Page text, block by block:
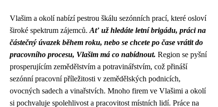
Vlašim a okolí nabízí pestrou škálu sezónních prací, které osloví
široké spektrum zájemců. Ať už hledáte letní brigádu, práci na
částečný úvazek během roku, nebo se chcete po čase vrátit do
pracovního procesu, Vlašim má co nabídnout. Region se pyšní
prosperujícím zemědělstvím a potravinářstvím, což přináší
sezónní pracovní příležitosti v zemědělských podnicích,
ovocných sadech a vinařstvích. Mnoho firem ve Vlašimi a okolí
si pochvaluje spolehlivost a pracovitost místních lidí. Práce na